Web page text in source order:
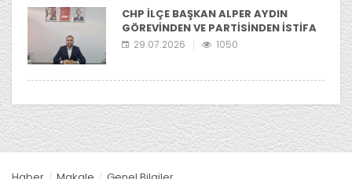
CHP İLÇE BAŞKAN ALPER AYDIN
GÖREVİNDEN VE PARTİSİNDEN İSTİFA
ETTİ29.07.2026 1050